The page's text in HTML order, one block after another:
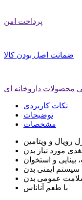
پرداخت امن
ضمانت اصل بودن کالا
محصولات داروخانه ای
نکات کاربردی
توضیحات
مشخصات
مورد نیاز بدن
و استخوان
ایمنی بدن
عمومی بدن
با طعم آناناس